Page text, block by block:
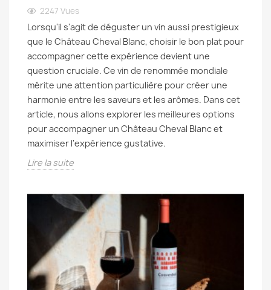
2247 Vues
Lorsqu'il s'agit de déguster un vin aussi prestigieux
que le Château Cheval Blanc, choisir le bon plat pour
accompagner cette expérience devient une
question cruciale. Ce vin de renommée mondiale
mérite une attention particulière pour créer une
harmonie entre les saveurs et les arômes. Dans cet
article, nous allons explorer les meilleures options
pour accompagner un Château Cheval Blanc et
maximiser l'expérience gustative.
Lire la suite